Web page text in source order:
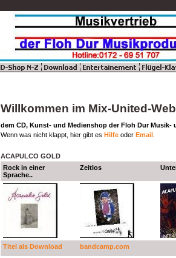
Willkommen im Mix-United-
dem CD, Kunst- und Medienshop der Floh Dur Musik-
Wenn was nicht klappt, hier gibt es Hilfe oder Email
ACAPULCO GOLD
Rock in einer
Sprache..
Zeitlos
Titel als Download bandcamp.com